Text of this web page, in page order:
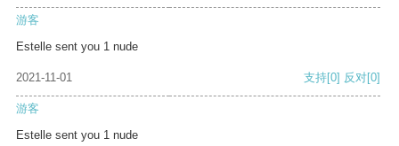
游客
Estelle sent you 1 nude
2021-11-01 支持[0] 反对[0]
游客
Estelle sent you 1 nude